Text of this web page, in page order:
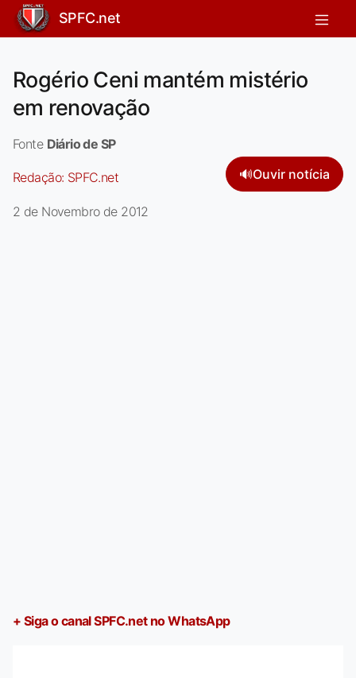
SPFC.net
Rogério Ceni mantém mistério
em renovação
Fonte Diário de SP
Redação: SPFC.net 🔊Ouvir notícia
2 de Novembro de 2012
+ Siga o canal SPFC.net no WhatsApp